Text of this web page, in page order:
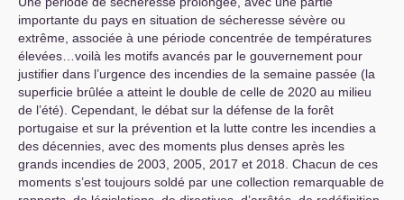
importante du pays en situation de sécheresse sévère ou
extrême, associée à une période concentrée de températures
élevées…voilà les motifs avancés par le gouvernement pour
justifier dans l’urgence des incendies de la semaine passée (la
superficie brûlée a atteint le double de celle de 2020 au milieu
de l’été). Cependant, le débat sur la défense de la forêt
portugaise et sur la prévention et la lutte contre les incendies a
des décennies, avec des moments plus denses après les
grands incendies de 2003, 2005, 2017 et 2018. Chacun de ces
moments s’est toujours soldé par une collection remarquable de